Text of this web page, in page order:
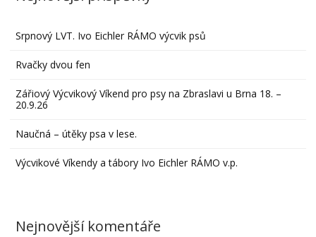
Srpnový LVT. Ivo Eichler RÁMO výcvik psů
Rvačky dvou fen
Zářiový Výcvikový Víkend pro psy na Zbraslavi u Brna 18. –
20.9.26
Naučná – útěky psa v lese.
Výcvikové Víkendy a tábory Ivo Eichler RÁMO v.p.
Nejnovější komentáře